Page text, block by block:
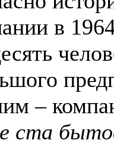
в
–
ста